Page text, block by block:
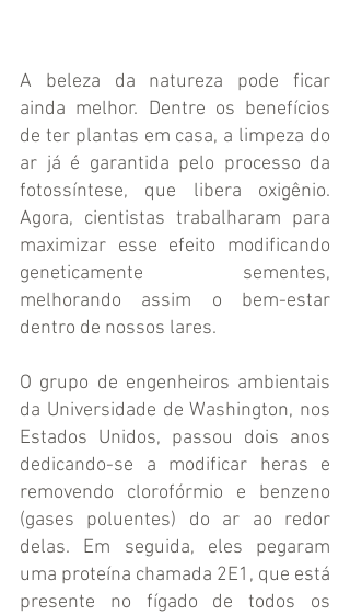
A beleza da natureza pode ficar
ainda melhor. Dentre os benefícios
de ter plantas em casa, a limpeza do
ar já é garantida pelo processo da
fotossíntese, que libera oxigênio.
Agora, cientistas trabalharam para
maximizar esse efeito modificando
geneticamente sementes,
melhorando assim o bem-estar
dentro de nossos lares.
O grupo de engenheiros ambientais
da Universidade de Washington, nos
Estados Unidos, passou dois anos
dedicando-se a modificar heras e
removendo clorofórmio e benzeno
(gases poluentes) do ar ao redor
delas. Em seguida, eles pegaram
uma proteína chamada 2E1, que está
presente no fígado de todos os